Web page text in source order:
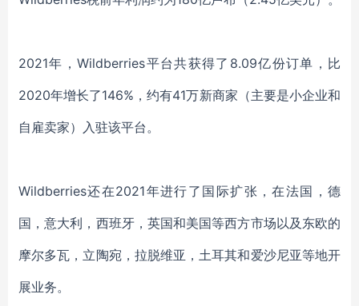
2021年，Wildberries平台共获得了 8.09亿份订单，比
2020年增长了146%，约有41万新商家（主要是小企业和
自雇卖家） 入驻该平台。
Wildberries还在2021年进行了国际扩张，在法国，德
国，意大利，西班牙，英国和美国等西方市场以及东欧的
摩尔多瓦，立陶宛，拉脱维亚，土耳其和爱沙尼亚等地开
展业务。